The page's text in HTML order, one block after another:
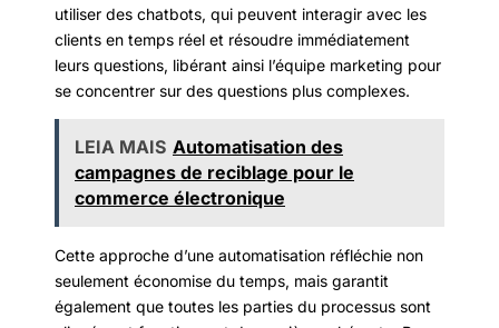
utiliser des chatbots, qui peuvent interagir avec les
clients en temps réel et résoudre immédiatement
leurs questions, libérant ainsi l’équipe marketing pour
se concentrer sur des questions plus complexes.
LEIA MAIS Automatisation des
campagnes de reciblage pour le
commerce électronique
Cette approche d’une automatisation réfléchie non
seulement économise du temps, mais garantit
également que toutes les parties du processus sont